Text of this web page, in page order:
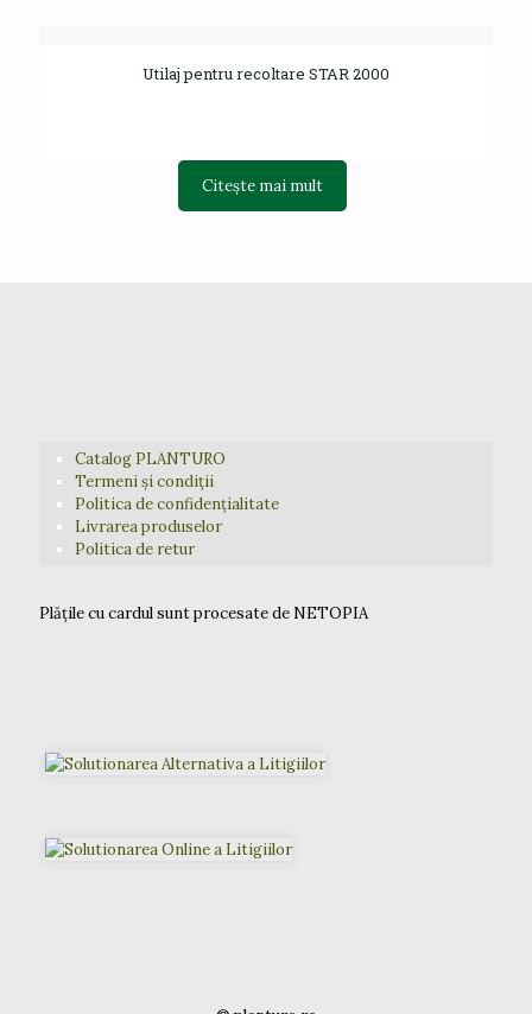
Utilaj pentru recoltare STAR 2000
Citește mai mult
Catalog PLANTURO
Termeni și condiții
Politica de confidențialitate
Livrarea produselor
Politica de retur
Plățile cu cardul sunt procesate de NETOPIA